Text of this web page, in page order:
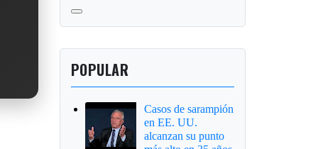
POPULAR
Casos de sarampión
en EE. UU.
alcanzan su punto